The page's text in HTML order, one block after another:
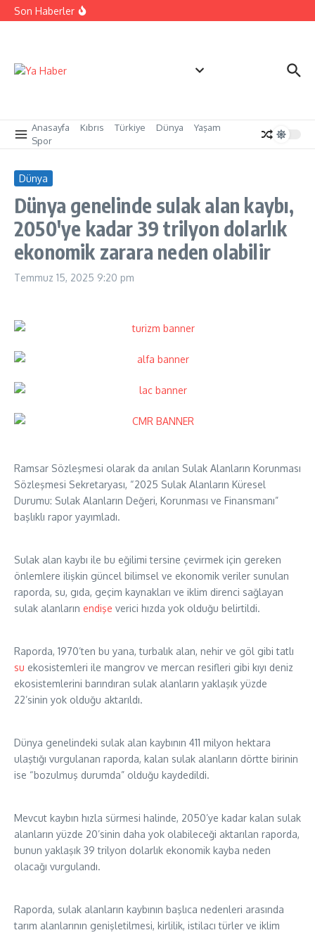
İçeriğe atla
Son Haberler
Anasayfa Kıbrıs Türkiye Dünya
Yaşam
Spor
Dünya
Dünya genelinde sulak alan kaybı,
2050'ye kadar 39 trilyon dolarlık
ekonomik zarara neden olabilir
Temmuz 15, 2025 9:20 pm
Ramsar Sözleşmesi olarak da anılan Sulak Alanların Korunması
Sözleşmesi Sekretaryası, “2025 Sulak Alanların Küresel
Durumu: Sulak Alanların Değeri, Korunması ve Finansmanı”
başlıklı rapor yayımladı.
Sulak alan kaybı ile bu eğilimi tersine çevirmek için gereken
önlemlere ilişkin güncel bilimsel ve ekonomik veriler sunulan
raporda, su, gıda, geçim kaynakları ve iklim direnci sağlayan
sulak alanların endişe verici hızda yok olduğu belirtildi.
Raporda, 1970’ten bu yana, turbalık alan, nehir ve göl gibi tatlı
su ekosistemleri ile mangrov ve mercan resifleri gibi kıyı deniz
ekosistemlerini barındıran sulak alanların yaklaşık yüzde
22’sinin yok olduğu aktarıldı.
Dünya genelindeki sulak alan kaybının 411 milyon hektara
ulaştığı vurgulanan raporda, kalan sulak alanların dörtte birinin
ise “bozulmuş durumda” olduğu kaydedildi.
Mevcut kaybın hızla sürmesi halinde, 2050’ye kadar kalan sulak
alanların yüzde 20’sinin daha yok olabileceği aktarılan raporda,
bunun yaklaşık 39 trilyon dolarlık ekonomik kayba neden
olacağı vurgulandı.
Raporda, sulak alanların kaybının başlıca nedenleri arasında
tarım alanlarının genişletilmesi, kirlilik, istilacı türler ve iklim